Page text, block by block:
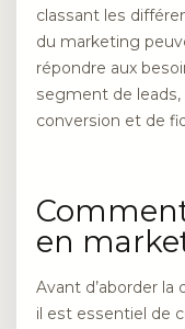
classant les
du marketing
répondre aux
segment de
conversion et de
en
Avant d’aborder la
il est essentiel de